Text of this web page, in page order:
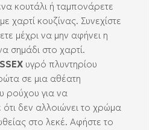
κουτάλι ή ταμπονάρετε
χαρτί κουζίνας. Συνεχίστε
μέχρι να μην αφήνει η
σημάδι στο χαρτί.
υγρό πλυντηρίου
σε μια αθέατη
ρούχου για να
ότι δεν αλλοιώνει το χρώμα
στο λεκέ. Αφήστε το